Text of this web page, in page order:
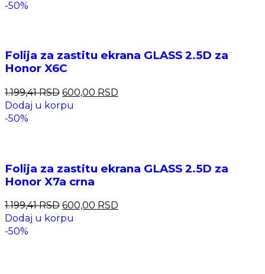
-50%
Folija za zastitu ekrana GLASS 2.5D za
Honor X6C
1.199,41RSD 600,00 RSD
Dodaj u korpu
-50%
Folija za zastitu ekrana GLASS 2.5D za
Honor X7a crna
1.199,41RSD 600,00 RSD
Dodaj u korpu
-50%